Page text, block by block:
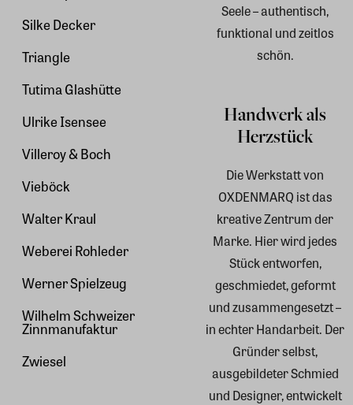
Silke Decker
Triangle
Tutima Glashütte
Ulrike Isensee
Villeroy & Boch
Vieböck
Walter Kraul
Weberei Rohleder
Werner Spielzeug
Wilhelm Schweizer
Zinnmanufaktur
Zwiesel
Seele – authentisch,
funktional und zeitlos
schön.
Handwerk als
Herzstück
Die Werkstatt von
OXDENMARQ ist das
kreative Zentrum der
Marke. Hier wird jedes
Stück entworfen,
geschmiedet, geformt
und zusammengesetzt –
in echter Handarbeit. Der
Gründer selbst,
ausgebildeter Schmied
und Designer, entwickelt